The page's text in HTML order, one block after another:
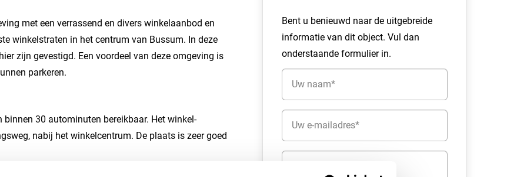
met een verrassend en divers winkelaanbod en
winkelstraten in het centrum van Bussum. In deze
zijn gevestigd. Een voordeel van deze omgeving is
parkeren.
30 autominuten bereikbaar. Het winkel-
nabij het winkelcentrum. De plaats is zeer goed
1.200 parkeerplaatsen in het centrum, uitstekend te
Bent u benieuwd naar de uitgebreide
informatie van dit object. Vul dan
onderstaande formulier in.
(Vereist)